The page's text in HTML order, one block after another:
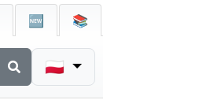
🆕 📚
🇵🇱